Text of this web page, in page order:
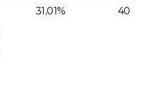
31,01% 40